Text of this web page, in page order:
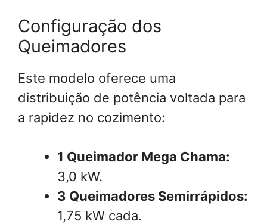
Configuração dos
Queimadores
Este modelo oferece uma
distribuição de potência voltada para
a rapidez no cozimento:
1 Queimador Mega Chama:
3,0 kW.
3 Queimadores Semirrápidos:
1,75 kW cada.